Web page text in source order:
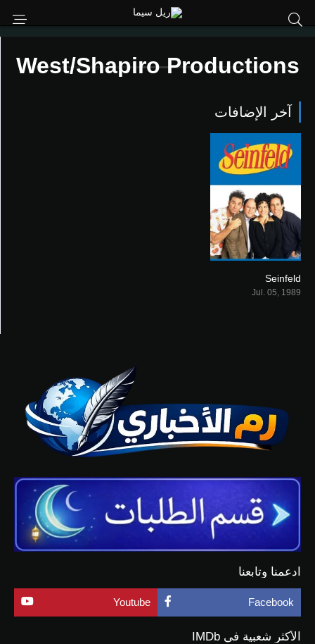
West/Shapiro Productions
آخر الإضافات
Seinfeld
Jul. 05, 1989
ادعمنا وتابعنا
Facebook
Youtube
الأكثر شعبية في IMDb